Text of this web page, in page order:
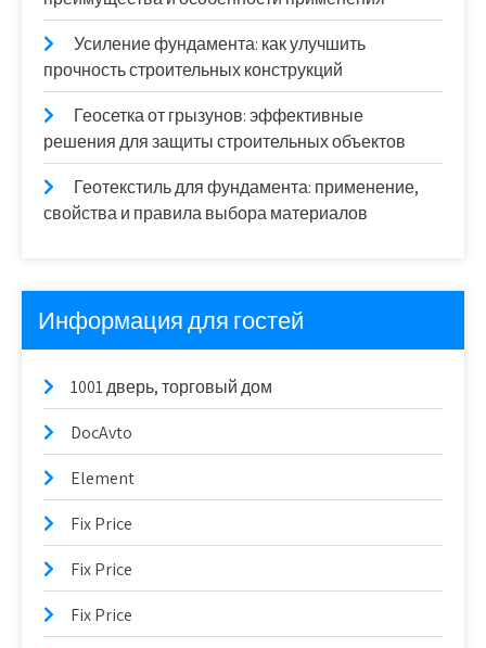
Усиление фундамента: как улучшить
прочность строительных конструкций
Геосетка от грызунов: эффективные
решения для защиты строительных объектов
Геотекстиль для фундамента: применение,
свойства и правила выбора материалов
Информация для гостей
1001 дверь, торговый дом
DocAvto
Element
Fix Price
Fix Price
Fix Price